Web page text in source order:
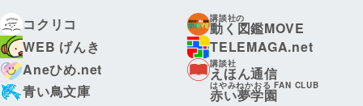
コクリコ
講談社の
動く図鑑MOVE
WEB げんき
TELEMAGA.net
Aneひめ.net
講談社
えほん通信
青い鳥文庫
はやみねかおる FAN CLUB
赤い夢学園